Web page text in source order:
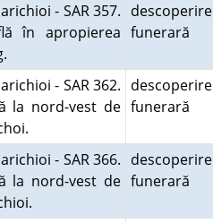
- SAR 357.
în apropierea
descoperire
funerară
- SAR 362.
la nord-vest de
descoperire
funerară
- SAR 366.
la nord-vest de
descoperire
funerară